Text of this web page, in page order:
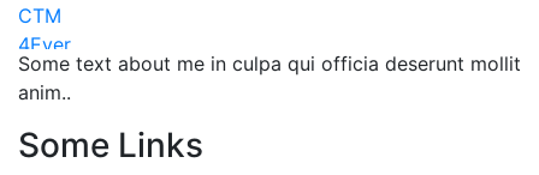
CTM
4Ever
Maxbike
Lapierre
KTM
Apache
Some text about me in culpa qui officia deserunt mollit
anim..
Some Links